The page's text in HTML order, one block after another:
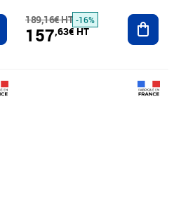
au panier
189,16€ HT -16%
157,63€ HT